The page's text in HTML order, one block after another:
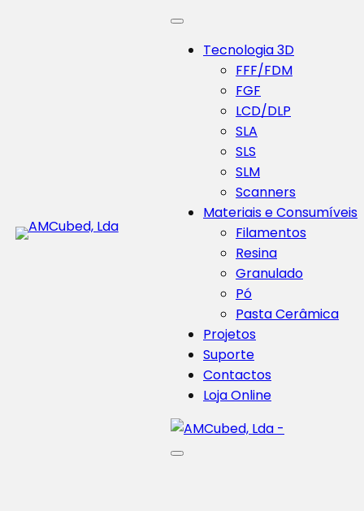
Tecnologia 3D
FFF/FDM
FGF
LCD/DLP
SLA
SLS
SLM
Scanners
Materiais e Consumíveis
Filamentos
Resina
Granulado
Pó
Pasta Cerâmica
Projetos
Suporte
Contactos
Loja Online